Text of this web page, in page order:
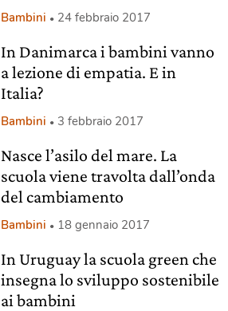
Bambini 24 febbraio 2017
In Danimarca i bambini vanno
a lezione di empatia. E in
Italia?
Bambini 3 febbraio 2017
Nasce l’asilo del mare. La
scuola viene travolta dall’onda
del cambiamento
Bambini 18 gennaio 2017
In Uruguay la scuola green che
insegna lo sviluppo sostenibile
ai bambini